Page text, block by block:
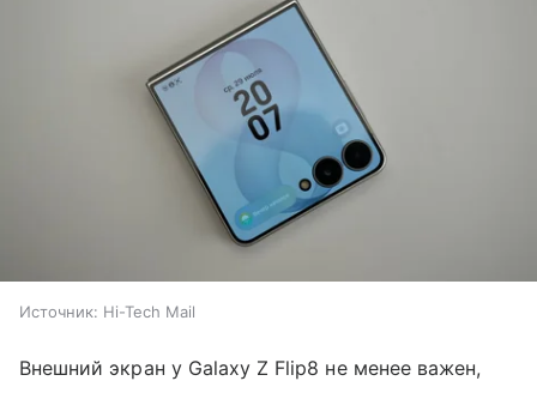
Источник: Hi-Tech Mail
Внешний экран у Galaxy Z Flip8 не менее важен,